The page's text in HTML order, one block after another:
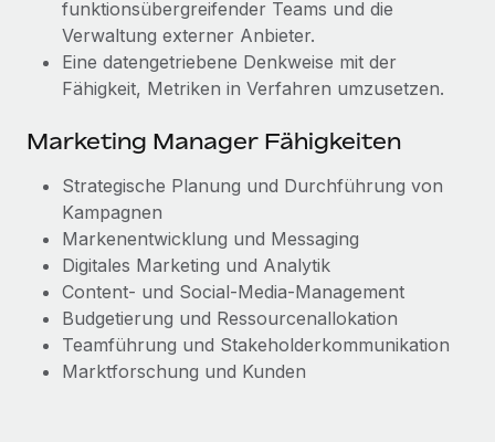
funktionsübergreifender Teams und die
Verwaltung externer Anbieter.
Eine datengetriebene Denkweise mit der
Fähigkeit, Metriken in Verfahren umzusetzen.
Marketing Manager Fähigkeiten
Strategische Planung und Durchführung von
Kampagnen
Markenentwicklung und Messaging
Digitales Marketing und Analytik
Content- und Social-Media-Management
Budgetierung und Ressourcenallokation
Teamführung und Stakeholderkommunikation
Marktforschung und Kunden